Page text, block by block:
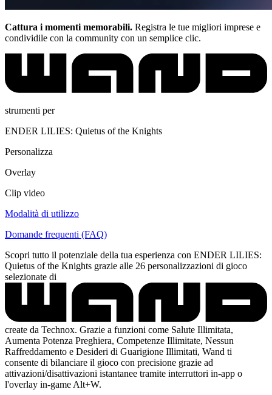
Cattura i momenti memorabili. Registra le tue migliori imprese e
condividile con la community con un semplice clic.
strumenti per
ENDER LILIES: Quietus of the Knights
Personalizza
Overlay
Clip video
Modalità di utilizzo
Domande frequenti (FAQ)
Scopri tutto il potenziale della tua esperienza con ENDER LILIES:
Quietus of the Knights grazie alle 26 personalizzazioni di gioco
selezionate di
create da Technox. Grazie a funzioni come Salute Illimitata,
Aumenta Potenza Preghiera, Competenze Illimitate, Nessun
Raffreddamento e Desideri di Guarigione Illimitati, Wand ti
consente di bilanciare il gioco con precisione grazie ad
attivazioni/disattivazioni istantanee tramite interruttori in-app o
l'overlay in-game Alt+W.